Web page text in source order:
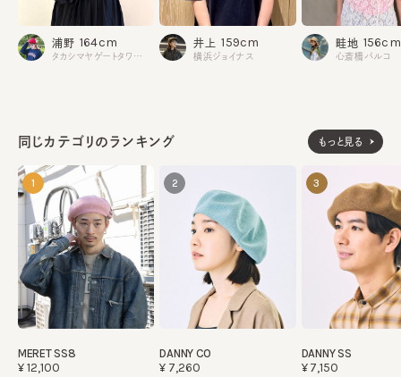
同じカテゴリのランキング もっと見る
1
MERET SS8
¥12,100
2
DANNY CO
¥7,260
3
DANNY SS
¥7,150
浦野 164cm
タカシマヤゲートタワーモール
井上 159cm
横浜ジョイナス
畦地 156cm
心斎橋パルコ